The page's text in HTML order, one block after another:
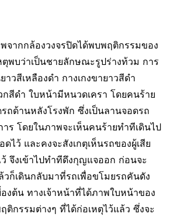
จากกล้องวงจรปิดได้พบพฤติกรรมของ
ตุพบว่าเป็นชายลักษณะรูปร่างท้วม การ
วสีเหลืองดำ กางเกงขายาวสีดำ
กสีดำ ใบหน้ามีหนวดเครา โดยคนร้าย
ถด้านหลังโรงพัก ซึ่งเป็นลานจอดรถ
ร โดยในภาพจะเห็นคนร้ายทำทีเดินไป
ไว้ และคงจะสังเกตุเห็นรถของผู้เสีย
จึงเข้าไปทำทีดึงกุญแจออก ก่อนจะ
วก็เดินกลับมาที่รถเพื่อขโมยรถคันดัง
งต้น ทางเจ้าหน้าที่ได้ภาพใบหน้าของ
กรรมต่างๆ ที่ได้ก่อเหตุไว้แล้ว ซึ่งจะ